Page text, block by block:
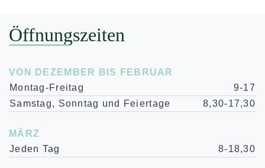
Öffnungszeiten
VON DEZEMBER BIS FEBRUAR
Montag-Freitag
9-17
Samstag, Sonntag und Feiertage
8,30-17,30
MÄRZ
Jeden Tag
8-18,30